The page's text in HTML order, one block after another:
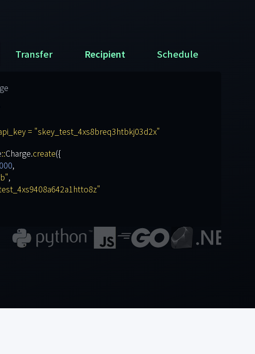
Transfer Recipient Schedule
= "skey_test_4xs8breq3htbkj03d2x"
::Charge.create({
,
,